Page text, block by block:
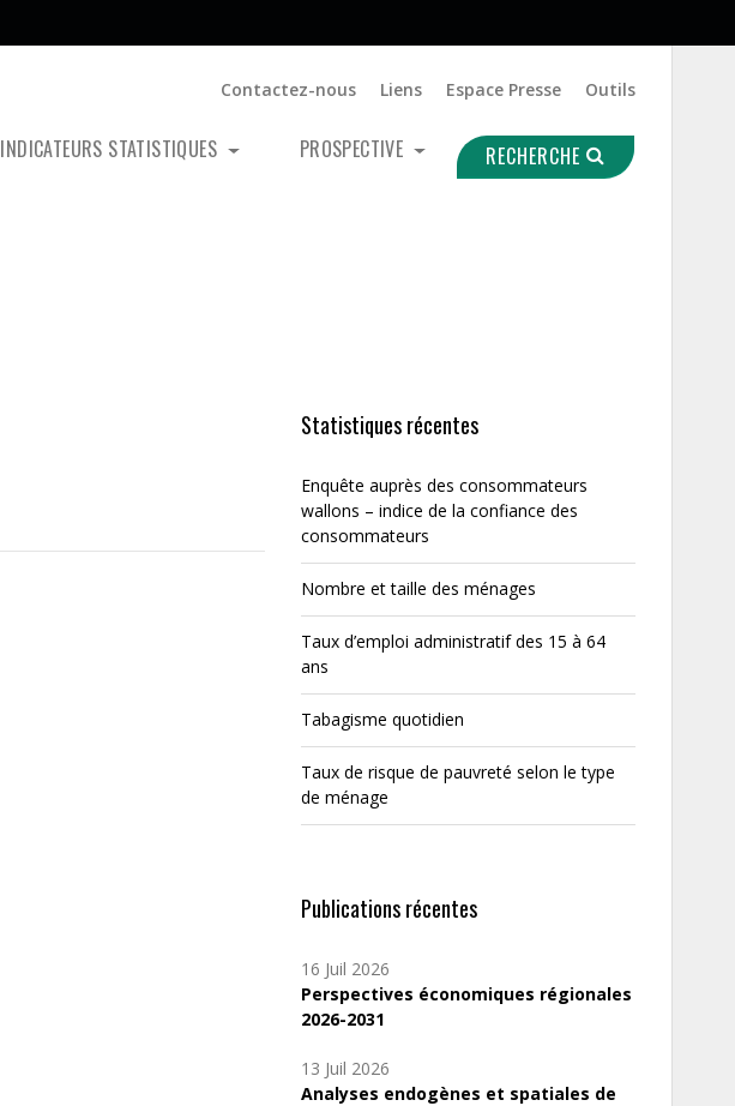
Contactez-nous Liens Espace Presse Outils
INDICATEURS STATISTIQUES PROSPECTIVE RECHERCHE
Statistiques récentes
Enquête auprès des consommateurs
wallons – indice de la confiance des
consommateurs
Nombre et taille des ménages
Taux d’emploi administratif des 15 à 64
ans
Tabagisme quotidien
Taux de risque de pauvreté selon le type
de ménage
Publications récentes
16 Juil 2026
Perspectives économiques régionales
2026-2031
13 Juil 2026
Analyses endogènes et spatiales de